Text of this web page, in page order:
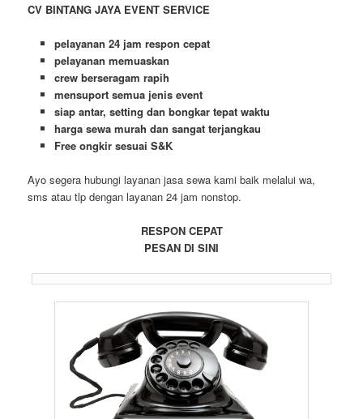
CV BINTANG JAYA EVENT SERVICE
pelayanan 24 jam respon cepat
pelayanan memuaskan
crew berseragam rapih
mensuport semua jenis event
siap antar, setting dan bongkar tepat waktu
harga sewa murah dan sangat terjangkau
Free ongkir sesuai S&K
Ayo segera hubungi layanan jasa sewa kami baik melalui wa,
sms atau tlp dengan layanan 24 jam nonstop.
RESPON CEPAT
PESAN DI SINI